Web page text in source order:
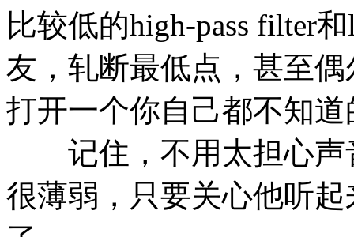
比较低的high-pass filter
友，轧断最低点，甚至
打开一个你自己都不知
记住，不用太担心声
很薄弱，只要关心他听